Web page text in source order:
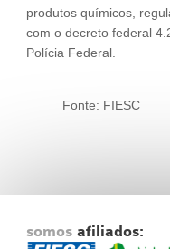
produtos químicos,
com o decreto federal
Polícia Federal.
Fonte: FIESC
somos afiliados: